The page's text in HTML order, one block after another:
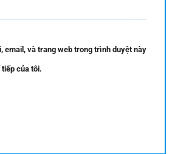
email, và trang web trong trình duyệt này
của tôi.